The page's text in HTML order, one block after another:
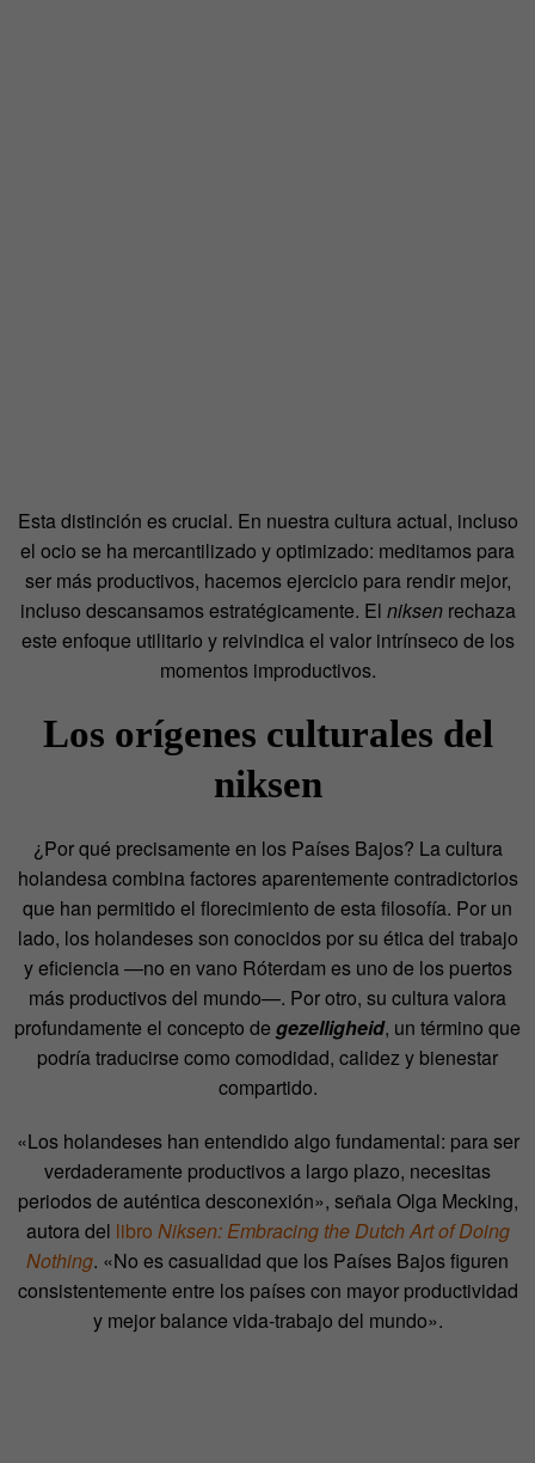
Esta distinción es crucial. En nuestra cultura actual, incluso
el ocio se ha mercantilizado y optimizado: meditamos para
ser más productivos, hacemos ejercicio para rendir mejor,
incluso descansamos estratégicamente. El niksenrechaza
este enfoque utilitario y reivindica el valor intrínseco de los
momentos improductivos.
Los orígenes culturales del
niksen
¿Por qué precisamente en los Países Bajos? La cultura
holandesa combina factores aparentemente contradictorios
que han permitido el florecimiento de esta filosofía. Por un
lado, los holandeses son conocidos por su ética del trabajo
y eficiencia —no en vano Róterdam es uno de los puertos
más productivos del mundo—. Por otro, su cultura valora
profundamente el concepto de gezelligheid, un término que
podría traducirse como comodidad, calidez y bienestar
compartido.
«Los holandeses han entendido algo fundamental: para ser
verdaderamente productivos a largo plazo, necesitas
periodos de auténtica desconexión», señala Olga Mecking,
autora del libro Niksen: Embracing the Dutch Art of Doing
Nothing. «No es casualidad que los Países Bajos figuren
consistentemente entre los países con mayor productividad
y mejor balance vida-trabajo del mundo».